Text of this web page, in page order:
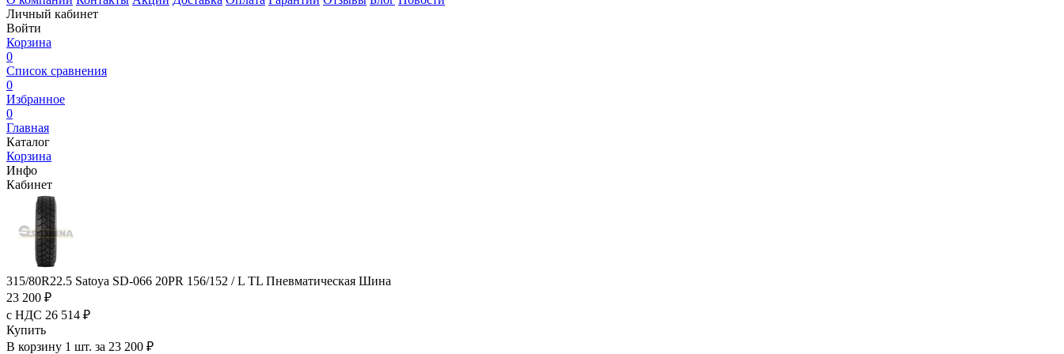
Личный кабинет
Войти
Корзина
0
Список сравнения
0
Избранное
0
Главная
Каталог
Корзина
Инфо
Кабинет
315/80R22.5 Satoya SD-066 20PR 156/152 / L TL Пневматическая Шина
23 200 ₽
с НДС 26 514 ₽
Купить
В корзину 1 шт. за 23 200 ₽